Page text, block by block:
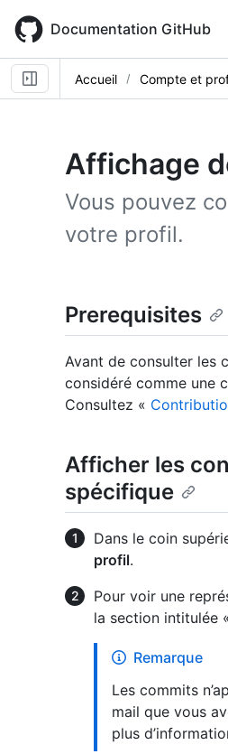
main
content
Documentation GitHub
Accueil Compte et
Affichage
Vous pouvez
votre profil.
Prerequisites
Avant de consulter les
considéré comme une
Consultez «
Afficher les
spécifique
Dans le coin
profil.
Pour voir une
la section intitulée
Remarque
Les commits
mail que vous
plus